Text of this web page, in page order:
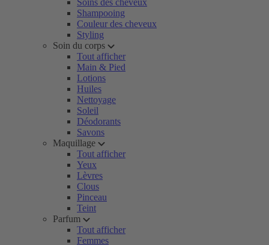
Soins des cheveux
Shampooing
Couleur des cheveux
Styling
Soin du corps
Tout afficher
Main & Pied
Lotions
Huiles
Nettoyage
Soleil
Déodorants
Savons
Maquillage
Tout afficher
Yeux
Lèvres
Clous
Pinceau
Teint
Parfum
Tout afficher
Femmes